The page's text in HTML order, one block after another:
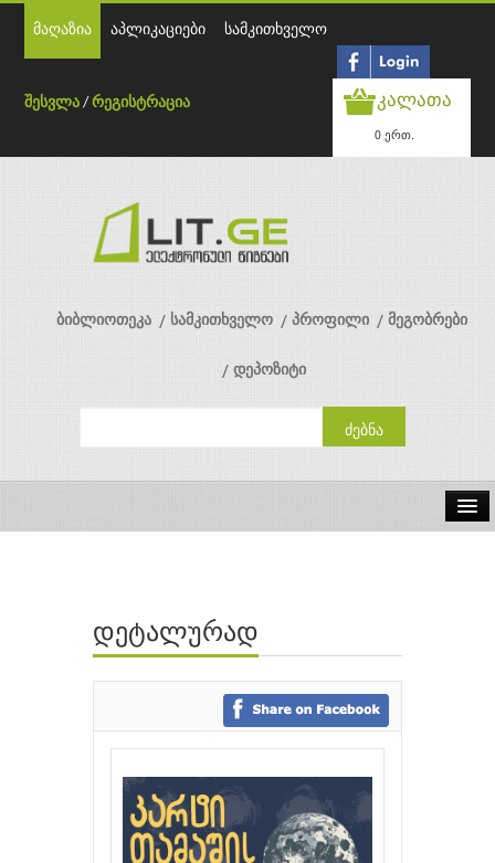
მაღაზია აპლიკაციები სამკითხველო
შესვლა /რეგისტრაცია კალათა
0 ერთ.
ბიბლიოთეკა სამკითხველო პროფილი მეგობრები
დეპოზიტი
ავტორები
გამომცემლობები
დეტალურად